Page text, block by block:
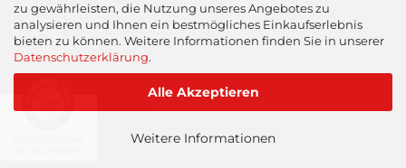
zu gewährleisten, die Nutzung unseres Angebotes zu
analysieren und Ihnen ein bestmögliches Einkaufserlebnis
bieten zu können. Weitere Informationen finden Sie in unserer
Datenschutzerklärung.
Alle Akzeptieren
Weitere Informationen